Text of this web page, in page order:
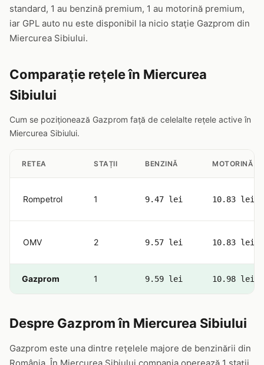
standard, 1 au benzină premium, 1 au motorină premium,
iar GPL auto nu este disponibil la nicio stație Gazprom din
Miercurea Sibiului.
Comparație rețele în Miercurea
Sibiului
Cum se poziționează Gazprom față de celelalte rețele active în
Miercurea Sibiului.
RETEA STAȚII BENZINĂ MOTORINĂ
Rompetrol 1 9.47 lei 10.83 lei
OMV 2 9.57 lei 10.83 lei
Gazprom 1 9.59 lei 10.98 lei
Despre Gazprom în Miercurea Sibiului
Gazprom este una dintre rețelele majore de benzinării din